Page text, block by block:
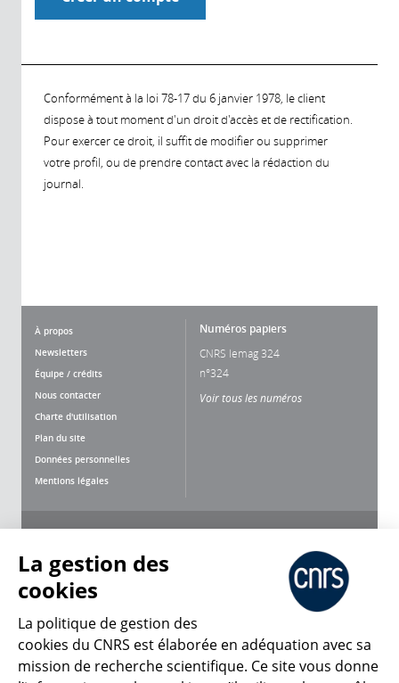
Conformément à la loi 78-17 du 6 janvier 1978, le client
dispose à tout moment d'un droit d'accès et de rectification.
Pour exercer ce droit, il suffit de modifier ou supprimer
votre profil, ou de prendre contact avec la rédaction du
journal.
À propos
Newsletters
Équipe / crédits
Nous contacter
Charte d'utilisation
Plan du site
Données personnelles
Mentions légales
Numéros papiers
CNRS lemag 324
n°324
Voir tous les numéros
CNRS Le Mag
La gestion des
cookies
La politique de gestion des
cookies du CNRS est élaborée en adéquation avec sa
mission de recherche scientifique. Ce site vous donne